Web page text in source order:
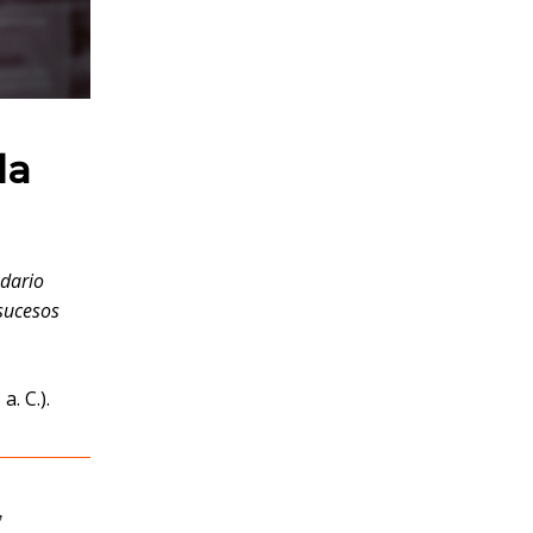
C.).